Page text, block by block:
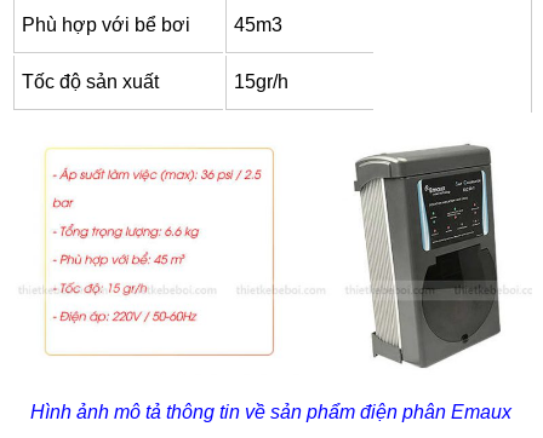
Phù hợp với bể bơi 45m3
Tốc độ sản xuất 15gr/h
Hình ảnh mô tả thông tin về sản phẩm điện phân Emaux